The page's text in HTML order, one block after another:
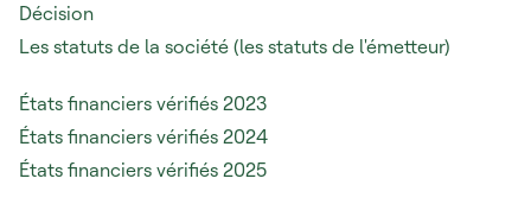
Décision
Les statuts de la société (les statuts de l'émetteur)
États financiers vérifiés 2023
États financiers vérifiés 2024
États financiers vérifiés 2025